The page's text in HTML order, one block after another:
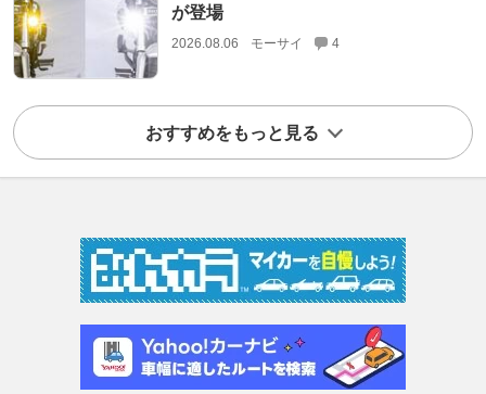
が登場
2026.08.06 モーサイ 4
おすすめをもっと見る